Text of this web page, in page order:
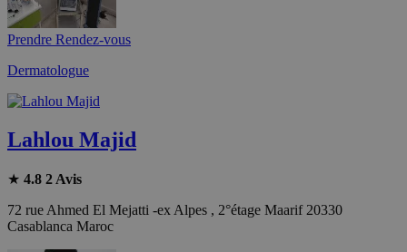
Prendre Rendez-vous
Dermatologue
Lahlou Majid
★ 4.8 2 Avis
72 rue Ahmed El Mejatti -ex Alpes , 2°étage Maarif 20330
Casablanca Maroc